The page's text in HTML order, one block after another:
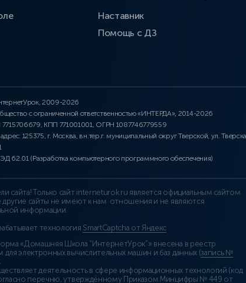
Наставник
Помощь с ДЗ
2009-2026
с ограниченной ответственностью «ИНТЕРДА», 2014-2026
КПП 771001001, ОГРН 1087746779559
125375, г. Москва, вн.тер.г. муниципальный округ Тверской, ул.
62.01 (Разработка компьютерного программного обеспечения)
сайта! Только сайт interneturok.ru является официальным сайтом
сайты не имеют к нам отношения и не являются
информации.
технология SmartCaptcha от Яндекс
«Домашняя Школа “ИнтернетУрок”» внесена в реестр
для электронных вычислительных машин и баз данных (запись №
деятельность в сфере информационных технологий (код
перечню, утверждённому Приказом Минцифры № 449 от